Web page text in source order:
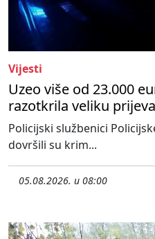
Vijesti
Uzeo više od 23.000
razotkrila veliku
Policijski službenici
dovršili su krim...
05.08.2026. u 08:00